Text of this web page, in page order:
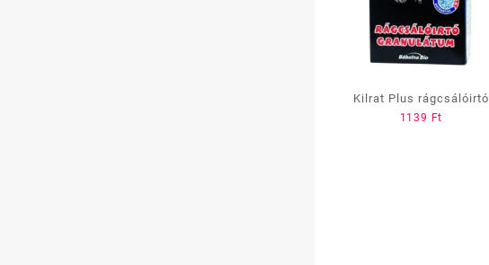
Kilrat Plus rágcsálóirtó
(2×75 gr.)
1139 Ft